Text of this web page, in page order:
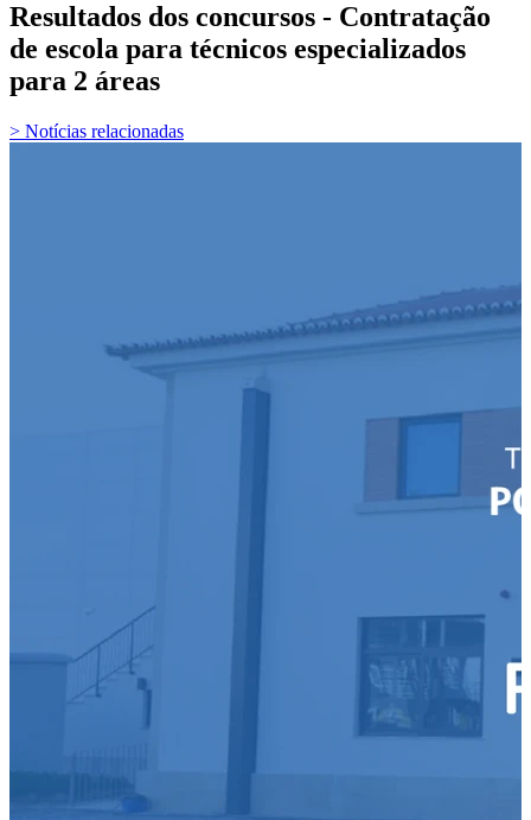
Resultados dos concursos - Contratação
de escola para técnicos especializados
para 2 áreas
> Notícias relacionadas